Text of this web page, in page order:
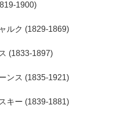
1900)
ルク (1829-1869)
(1833-1897)
ンス (1835-1921)
キー (1839-1881)